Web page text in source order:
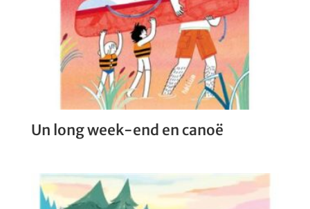
Un long week-end en canoë